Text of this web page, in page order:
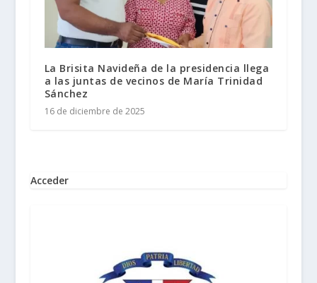
La Brisita Navideña de la presidencia llega
a las juntas de vecinos de María Trinidad
Sánchez
16 de diciembre de 2025
Acceder